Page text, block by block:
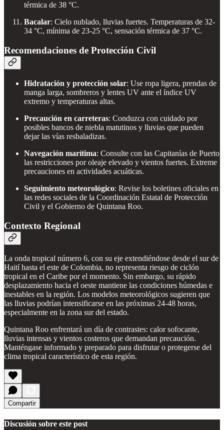
térmica de 38 °C.
Bacalar: Cielo nublado, lluvias fuertes. Temperaturas de 32-
34 °C, mínima de 23-25 °C, sensación térmica de 37 °C.
Recomendaciones de Protección Civil
Hidratación y protección solar: Use ropa ligera, prendas de
manga larga, sombreros y lentes UV ante el índice UV
extremo y temperaturas altas.
Precaución en carreteras: Conduzca con cuidado por
posibles bancos de niebla matutinos y lluvias que pueden
dejar las vías resbaladizas.
Navegación marítima: Consulte con las Capitanías de Puerto
las restricciones por oleaje elevado y vientos fuertes. Extreme
precauciones en actividades acuáticas.
Seguimiento meteorológico: Revise los boletines oficiales en
las redes sociales de la Coordinación Estatal de Protección
Civil y el Gobierno de Quintana Roo.
Contexto Regional
La onda tropical número 6, con su eje extendiéndose desde el sur de
Haití hasta el este de Colombia, no representa riesgo de ciclón
tropical en el Caribe por el momento. Sin embargo, su rápido
desplazamiento hacia el oeste mantiene las condiciones húmedas e
inestables en la región. Los modelos meteorológicos sugieren que
las lluvias podrían intensificarse en las próximas 24-48 horas,
especialmente en la zona sur del estado.
Quintana Roo enfrentará un día de contrastes: calor sofocante,
lluvias intensas y vientos costeros que demandan precaución.
Manténgase informado y preparado para disfrutar o protegerse del
clima tropical característico de esta región.
Compartir
Discusión sobre este post